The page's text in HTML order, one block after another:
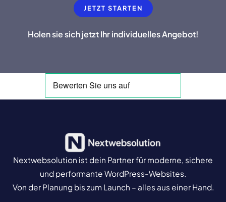
JETZT STARTEN
Holen sie sich jetzt Ihr individuelles Angebot!
Nextwebsolution ist dein Partner für moderne, sichere
und performante WordPress-Websites.
Von der Planung bis zum Launch – alles aus einer Hand.